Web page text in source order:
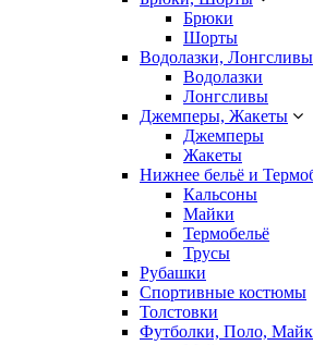
Брюки
Шорты
Водолазки, Лонгсливы
Водолазки
Лонгсливы
Джемперы, Жакеты
Джемперы
Жакеты
Нижнее бельё и
Кальсоны
Майки
Термобельё
Трусы
Рубашки
Спортивные костюмы
Толстовки
Футболки, Поло,